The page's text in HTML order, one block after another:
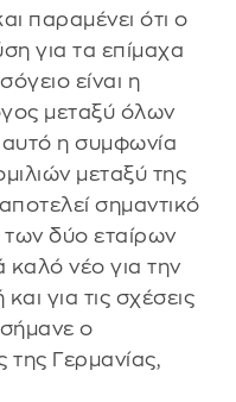
παραμένει ότι ο
για τα επίμαχα
είναι η
μεταξύ όλων
η συμφωνία
μεταξύ της
σημαντικό
των δύο εταίρων
καλό νέο για την
για τις σχέσεις
ο
Γερμανίας,